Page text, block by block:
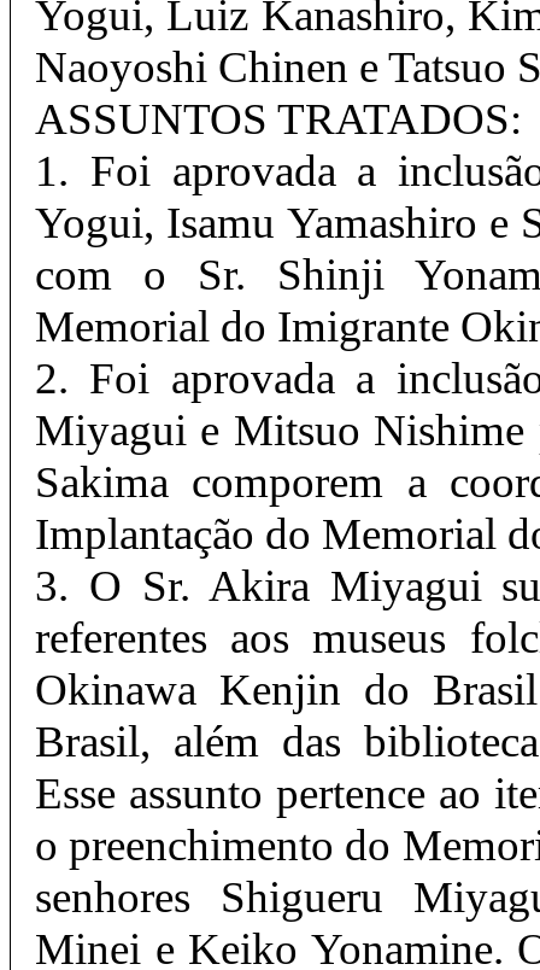
Yogui, Luiz Kanashiro,
Naoyoshi Chinen e Tatsuo
ASSUNTOS TRATADOS:
1. Foi aprovada a
Yogui, Isamu Yamashiro e
com o Sr. Shinji
Memorial do Imigrante
2. Foi aprovada a
Miyagui e Mitsuo Nishime
Sakima comporem a
Implantação do Memorial
3. O Sr. Akira Miyagui
referentes aos museus
Okinawa Kenjin do
Brasil, além das
Esse assunto pertence ao
o preenchimento do
senhores Shigueru
Minei e Keiko Yonamine.